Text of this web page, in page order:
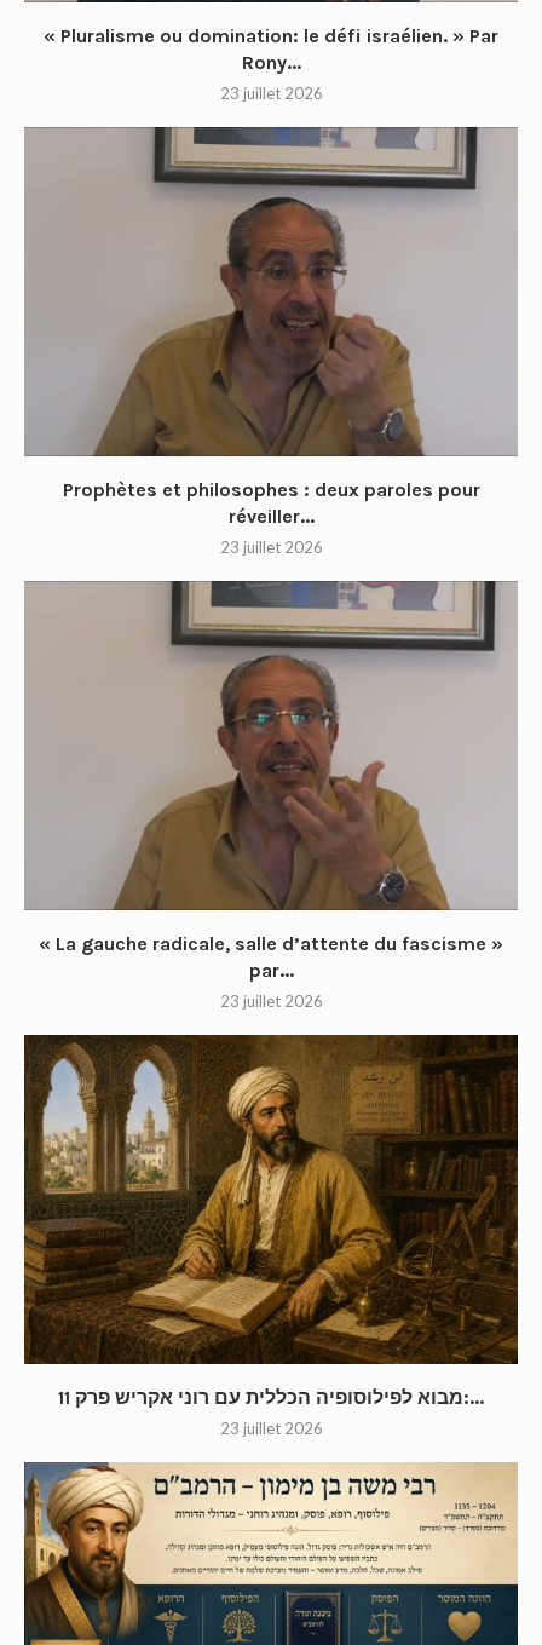
« Pluralisme ou domination: le défi israélien. » Par
Rony...
23 juillet 2026
Prophètes et philosophes : deux paroles pour
réveiller...
23 juillet 2026
« La gauche radicale, salle d’attente du fascisme »
par...
23 juillet 2026
מבוא לפילוסופיה הכללית עם רוני אקריש פרק 11:...
23 juillet 2026